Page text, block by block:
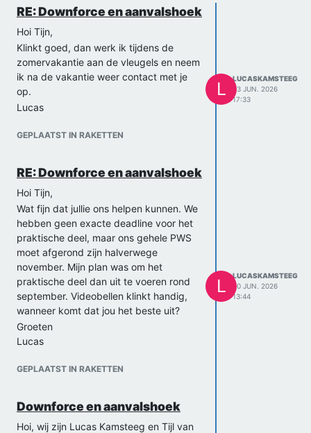
RE: Downforce en aanvalshoek
Hoi Tijn,
Klinkt goed, dan werk ik tijdens de
zomervakantie aan de vleugels en neem
ik na de vakantie weer contact met je
op.
Lucas
GEPLAATST IN RAKETTEN
L
LUCASKAMSTEEG
23 JUN. 2026
17:33
RE: Downforce en aanvalshoek
Hoi Tijn,
Wat fijn dat jullie ons helpen kunnen. We
hebben geen exacte deadline voor het
praktische deel, maar ons gehele PWS
moet afgerond zijn halverwege
november. Mijn plan was om het
praktische deel dan uit te voeren rond
september. Videobellen klinkt handig,
wanneer komt dat jou het beste uit?
Groeten
Lucas
GEPLAATST IN RAKETTEN
L
LUCASKAMSTEEG
20 JUN. 2026
13:44
Downforce en aanvalshoek
Hoi, wij zijn Lucas Kamsteeg en Tijl van